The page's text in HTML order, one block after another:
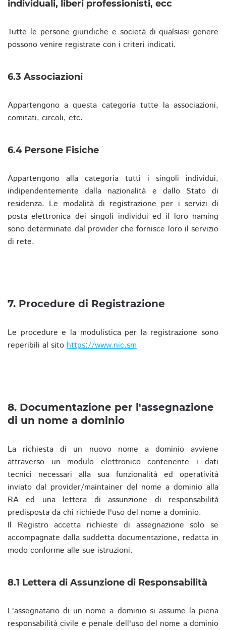
individuali, liberi professionisti, ecc
Tutte le persone giuridiche e società di qualsiasi genere
possono venire registrate con i criteri indicati.
6.3 Associazioni
Appartengono a questa categoria tutte la associazioni,
comitati, circoli, etc.
6.4 Persone Fisiche
Appartengono alla categoria tutti i singoli individui,
indipendentemente dalla nazionalità e dallo Stato di
residenza. Le modalità di registrazione per i servizi di
posta elettronica dei singoli individui ed il loro naming
sono determinate dal provider che fornisce loro il servizio
di rete.
7. Procedure di Registrazione
Le procedure e la modulistica per la registrazione sono
reperibili al sito https://www.nic.sm
8. Documentazione per l'assegnazione
di un nome a dominio
La richiesta di un nuovo nome a dominio avviene
attraverso un modulo elettronico contenente i dati
tecnici necessari alla sua funzionalità ed operatività
inviato dal provider/maintainer del nome a dominio alla
RA ed una lettera di assunzione di responsabilità
predisposta da chi richiede l'uso del nome a dominio.
Il Registro accetta richieste di assegnazione solo se
accompagnate dalla suddetta documentazione, redatta in
modo conforme alle sue istruzioni.
8.1 Lettera di Assunzione di Responsabilità
L'assegnatario di un nome a dominio si assume la piena
responsabilità civile e penale dell'uso del nome a dominio